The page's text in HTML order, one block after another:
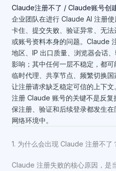
Claude注册不了 / Claude账号创
企业团队在进行 Claude AI 注册
卡住、提交失败、验证异常、无
或账号资料本身的问题。Claude
地区、IP 出口质量、浏览器会话
影响；其中任何一层不稳定，都可
临时代理、共享节点、频繁切换
让注册请求缺乏稳定可信的上下
注册 Claude 账号的关键不是反
保注册、验证和后续登录都发生
网络环境中。
1. 为什么会出现 Claude 注册不了
Claude 注册失败的核心原因，是